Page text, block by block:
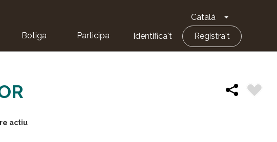
Català Toggle
Botiga Participa Identifica't Registra't
actiu